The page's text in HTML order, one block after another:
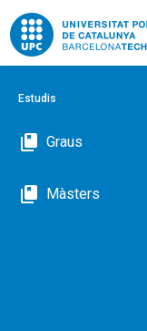
Go to upc.edu
Estudis
Graus
Màsters